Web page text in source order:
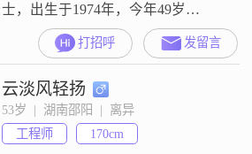
士，出生于1974年，今年49岁
##3002##虽然我的身高只有162cm，
但我相信，身高并不是衡量一个人
价值的唯一标准##3002##我月收入
在20001到50000元之间，稳定的经
济基础是我对家庭负责任的体现
##3002##我学历不高，只有高中及
以下，但我深知知识的重要性，一
打招呼 发留言
云淡风轻扬
53岁  |  湖南邵阳  |  离异
工程师
170cm